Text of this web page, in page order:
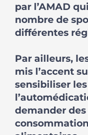
par l’AMAD
nombre de
différentes
Par ailleurs,
mis l’accent
sensibiliser
demander des